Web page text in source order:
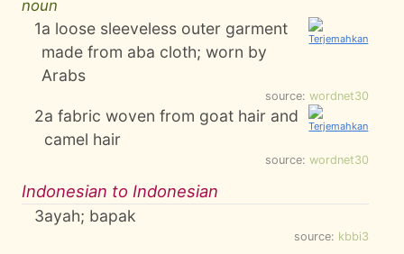
noun
1a loose sleeveless outer garment
made from aba cloth; worn by
Arabs
source: wordnet30
2a fabric woven from goat hair and
camel hair
source: wordnet30
Indonesian to Indonesian
3ayah; bapak
source: kbbi3